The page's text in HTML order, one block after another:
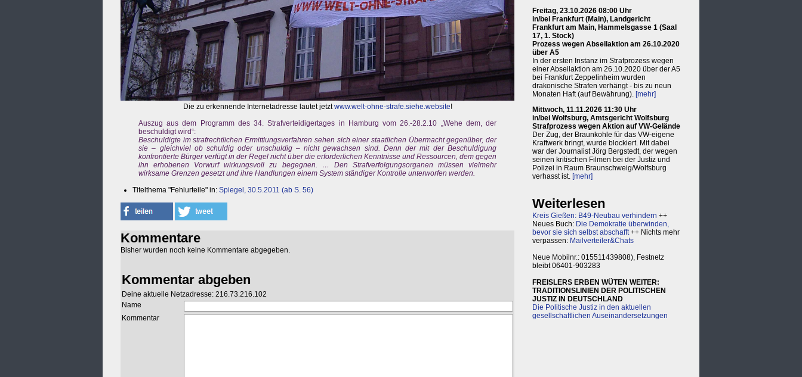
Die zu erkennende Internetadresse lautet jetztwww.welt-ohne-strafe.siehe.website!
Auszug aus dem Programm des 34. Strafverteidigertages in Hamburg vom 26.-28.2.10 „Wehe dem, der
beschuldigt wird“:
Beschuldigte im strafrechtlichen Ermittlungsverfahren sehen sich einer staatlichen Übermacht gegenüber, der
sie – gleichviel ob schuldig oder unschuldig – nicht gewachsen sind. Denn der mit der Beschuldigung
konfrontierte Bürger verfügt in der Regel nicht über die erforderlichen Kenntnisse und Ressourcen, dem gegen
ihn erhobenen Vorwurf wirkungsvoll zu begegnen. … Den Strafverfolgungsorganen müssen vielmehr
wirksame Grenzen gesetzt und ihre Handlungen einem System ständiger Kontrolle unterworfen werden.
Titelthema "Fehlurteile" in: Spiegel, 30.5.2011 (ab S. 56)
Kommentare
Bisher wurden noch keine Kommentare abgegeben.
Kommentar abgeben
Deine aktuelle Netzadresse: 216.73.216.102
Name
Kommentar
Freitag, 23.10.2026 08:00 Uhr
in/bei Frankfurt (Main), Landgericht
Frankfurt am Main, Hammelsgasse 1 (Saal
17, 1. Stock)
Prozess wegen Abseilaktion am 26.10.2020
über A5
In der ersten Instanz im Strafprozess wegen
einer Abseilaktion am 26.10.2020 über der A5
bei Frankfurt Zeppelinheim wurden
drakonische Strafen verhängt - bis zu neun
Monaten Haft (auf Bewährung). [mehr]
Mittwoch, 11.11.2026 11:30 Uhr
in/bei Wolfsburg, Amtsgericht Wolfsburg
Strafprozess wegen Aktion auf VW-Gelände
Der Zug, der Braunkohle für das VW-eigene
Kraftwerk bringt, wurde blockiert. Mit dabei
war der Journalist Jörg Bergstedt, der wegen
seinen kritischen Filmen bei der Justiz und
Polizei in Raum Braunschweig/Wolfsburg
verhasst ist. [mehr]
Weiterlesen
Kreis Gießen: B49-Neubau verhindern ++
Neues Buch: Die Demokratie überwinden,
bevor sie sich selbst abschafft++ Nichts mehr
verpassen: Mailverteiler&Chats
Neue Mobilnr.: 015511439808), Festnetz
bleibt 06401-903283
FREISLERS ERBEN WÜTEN WEITER:
TRADITIONSLINIEN DER POLITISCHEN
JUSTIZ IN DEUTSCHLAND
Die Politische Justiz in den aktuellen
gesellschaftlichen Auseinandersetzungen